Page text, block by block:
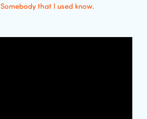
Somebody that I used know.